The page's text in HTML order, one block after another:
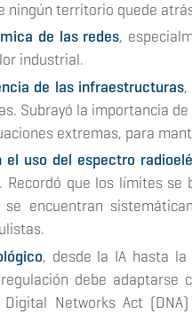
ningún territorio quede
de las redes,
industrial.
de las infraestructuras
Subrayó la importancia
extremas, para
uso del espectro
Recordó que los límites
encuentran
, desde la IA hasta
debe
Networks Act